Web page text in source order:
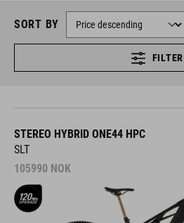
SORT BY
FILTER
STEREO HYBRID ONE44 HPC
SLT
105990 NOK